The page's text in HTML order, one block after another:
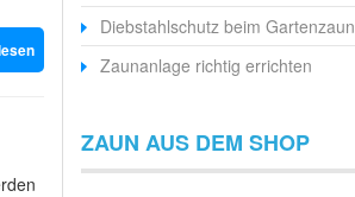
Diebstahlschutz beim Gartenzaun
Zaunanlage richtig errichten
ZAUN AUS DEM SHOP